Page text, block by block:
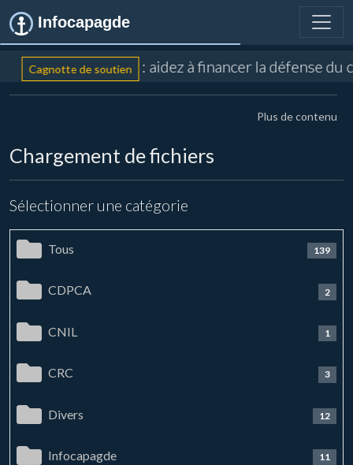
Infocapagde
Cagnotte de soutien : aidez à financer la défense
Plus de contenu
Chargement de fichiers
Sélectionner une catégorie
Tous 139
CDPCA 2
CNIL 1
CRC 3
Divers 12
Infocapagde 11